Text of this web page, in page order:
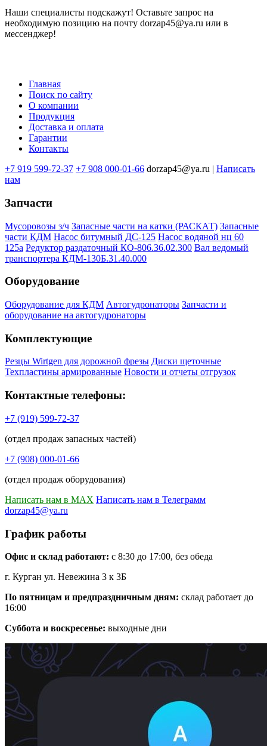
Наши специалисты подскажут! Оставьте запрос на
необходимую позицию на почту dorzap45@ya.ru или в
мессенджер!
Меню
подвале
Главная
Поиск по сайту
О компании
Продукция
Доставка и оплата
Гарантии
Контакты
+7 919 599-72-37 +7 908 000-01-66 dorzap45@ya.ru | Написать
нам
Запчасти
Мусоровозы з/ч Запасные части на катки (РАСКАТ) Запасные
части КДМ Насос битумный ДС-125 Насос водяной нц 60
125а Редуктор раздаточный КО-806.36.02.300 Вал ведомый
транспортера КДМ-130Б.31.40.000
Оборудование
Оборудование для КДМ Автогудронаторы Запчасти и
оборудование на автогудронаторы
Комплектующие
Резцы Wirtgen для дорожной фрезы Диски щеточные
Техпластины армированные Новости и отчеты отгрузок
Контактные телефоны:
+7 (919) 599-72-37
(отдел продаж запасных частей)
+7 (908) 000-01-66
(отдел продаж оборудования)
Написать нам в MAX Написать нам в Телеграмм
dorzap45@ya.ru
График работы
Офис и склад работают: с 8:30 до 17:00, без обеда
г. Курган ул. Невежина 3 к 3Б
По пятницам и предпраздничным дням: склад работает до
16:00
Суббота и воскресенье: выходные дни